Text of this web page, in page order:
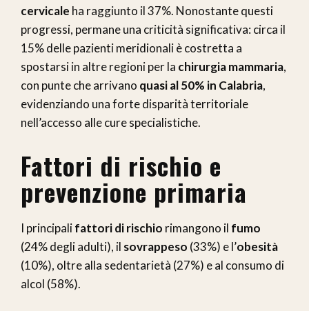
cervicale ha raggiunto il 37%. Nonostante questi
progressi, permane una criticità significativa: circa il
15% delle pazienti meridionali è costretta a
spostarsi in altre regioni per la chirurgia mammaria,
con punte che arrivano quasi al 50% in Calabria,
evidenziando una forte disparità territoriale
nell’accesso alle cure specialistiche.
Fattori di rischio e
prevenzione primaria
I principalifattori di rischio rimangono il fumo
(24% degli adulti), il sovrappeso (33%) e l’obesità
(10%), oltre alla sedentarietà (27%) e al consumo di
alcol (58%).